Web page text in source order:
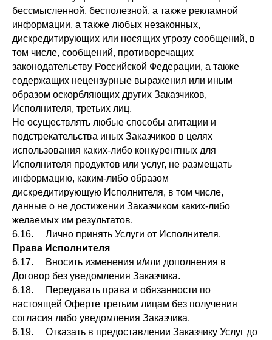
бессмысленной, бесполезной, а также рекламной
информации, а также любых незаконных,
дискредитирующих или носящих угрозу сообщений, в
том числе, сообщений, противоречащих
законодательству Российской Федерации, а также
содержащих нецензурные выражения или иным
образом оскорбляющих других Заказчиков,
Исполнителя, третьих лиц.
Не осуществлять любые способы агитации и
подстрекательства иных Заказчиков в целях
использования каких-либо конкурентных для
Исполнителя продуктов или услуг, не размещать
информацию, каким-либо образом
дискредитирующую Исполнителя, в том числе,
данные о не достижении Заказчиком каких-либо
желаемых им результатов.
6.16. Лично принять Услуги от Исполнителя.
Права Исполнителя
6.17. Вносить изменения и/или дополнения в
Договор без уведомления Заказчика.
6.18. Передавать права и обязанности по
настоящей Оферте третьим лицам без получения
согласия либо уведомления Заказчика.
6.19. Отказать в предоставлении Заказчику Услуг до